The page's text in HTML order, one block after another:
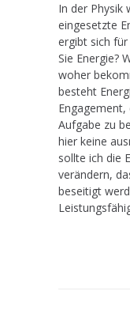
In der Physik
eingesetzte
ergibt sich
Sie Energie?
woher
besteht
Aufgabe zu
hier keine
sollte ich die
verändern,
beseitigt